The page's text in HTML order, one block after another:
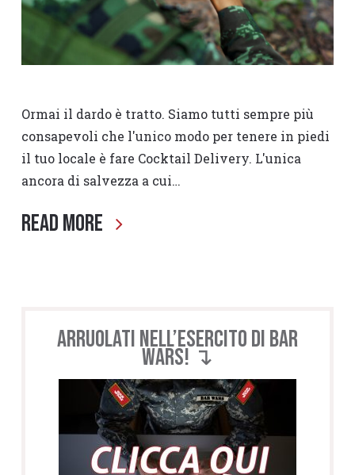
Ormai il dardo è tratto. Siamo tutti sempre più
consapevoli che l'unico modo per tenere in piedi
il tuo locale è fare Cocktail Delivery. L'unica
ancora di salvezza a cui…
Read More
Arruolati nell’esercito di BAR
WARS! ↴